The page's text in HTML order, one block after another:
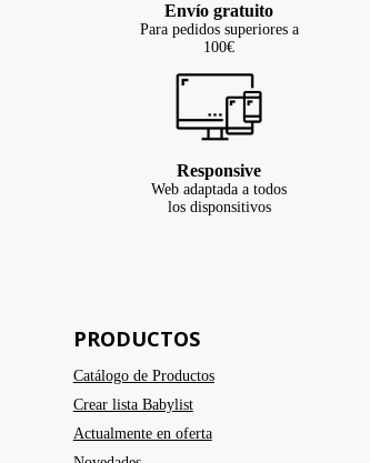
Envío gratuito
Para pedidos superiores a
100€
Responsive
Web adaptada a todos
los disponsitivos
PRODUCTOS
Catálogo de Productos
Crear lista Babylist
Actualmente en oferta